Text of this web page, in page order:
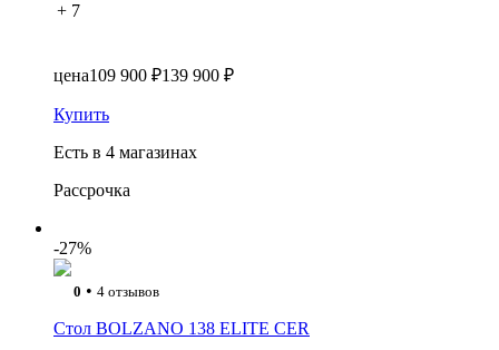
+ 7
цена109 900 ₽139 900 ₽
Купить
Есть в 4 магазинах
Рассрочка
-27%
0 • 4 отзывов
Стол BOLZANO 138 ELITE CER